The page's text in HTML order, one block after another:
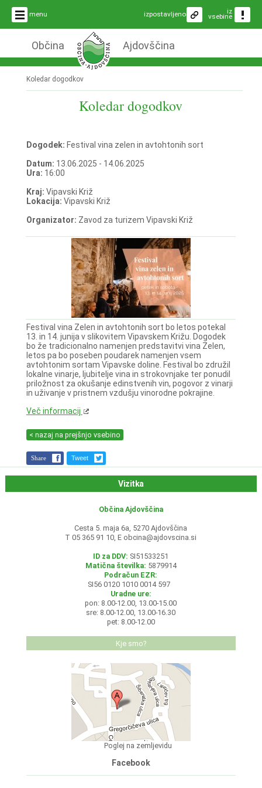
menu iz
vsebine
izpostavljeno
Občina Ajdovščina
Koledar dogodkov
Koledar dogodkov
Dogodek: Festival vina zelen in avtohtonih sort
Datum: 13.06.2025 - 14.06.2025
Ura: 16:00
Kraj: Vipavski Križ
Lokacija: Vipavski Križ
Organizator: Zavod za turizem Vipavski Križ
Festival vina Zelen in avtohtonih sort bo letos potekal
13. in 14. junija v slikovitem Vipavskem Križu. Dogodek
bo že tradicionalno namenjen predstavitvi vina Zelen,
letos pa bo poseben poudarek namenjen vsem
avtohtonim sortam Vipavske doline. Festival bo združil
lokalne vinarje, ljubitelje vina in strokovnjake ter ponudil
priložnost za okušanje edinstvenih vin, pogovor z vinarji
in uživanje v pristnem vzdušju vinorodne pokrajine.
Več informacij
< nazaj na prejšnjo vsebino
Share Tweet
Vizitka
Občina Ajdovščina
Cesta 5. maja 6a, 5270 Ajdovščina
T 05 365 91 10, E obcina@ajdovscina.si
ID za DDV: SI51533251
Matična številka: 5879914
Podračun EZR:
SI56 0120 1010 0014 597
Uradne ure:
pon: 8.00-12.00, 13.00-15.00
sre: 8.00-12.00, 13.00-16.30
pet: 8.00-12.00
Kje smo?
Poglej na zemljevidu
Facebook